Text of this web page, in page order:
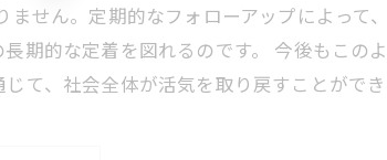
せん。定期的なフォローアップによって
期的な定着を図れるのです。 今後もこの
て、社会全体が活気を取り戻すことができ